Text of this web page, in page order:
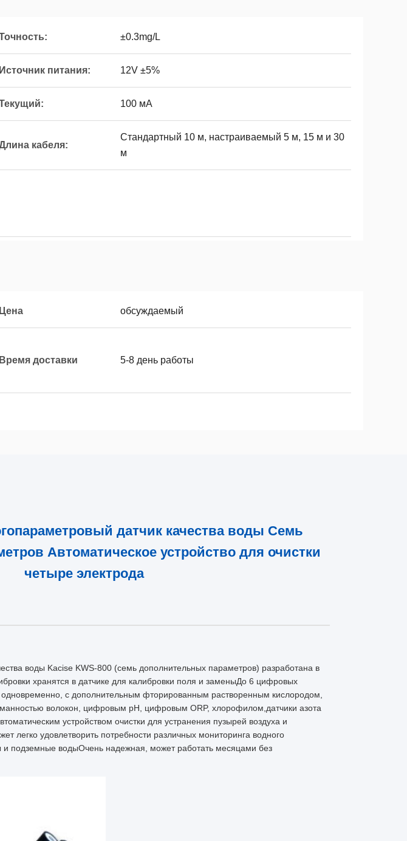
±0.3mg/L
Источник питания: 12V ±5%
100 мА
кабеля:
Стандартный 10 м, настраиваемый 5 м, 15 м и 30
м
Цена обсуждаемый
Время доставки 5-8 день работы
датчик качества воды Семь
Автоматическое устройство для очистки
четыре электрода
воды Kacise KWS-800 (семь дополнительных параметров) разработана в
хранятся в датчике для калибровки поля и заменыДо 6 цифровых
одновременно, с дополнительным фторированным растворенным кислородом,
волокон, цифровым pH, цифровым ORP, хлорофилом,датчики азота
устройством очистки для устранения пузырей воздуха и
легко удовлетворить потребности различных мониторинга водного
и подземные водыОчень надежная, может работать месяцами без